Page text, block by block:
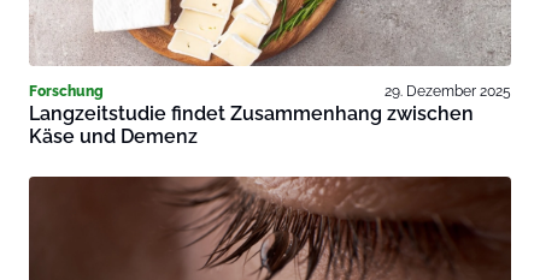
Forschung 29. Dezember 2025
Langzeitstudie findet Zusammenhang zwischen
Käse und Demenz